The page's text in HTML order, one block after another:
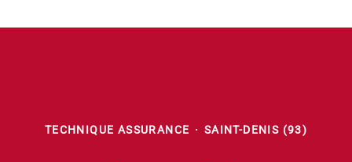
TECHNIQUE ASSURANCE · SAINT-DENIS (93)